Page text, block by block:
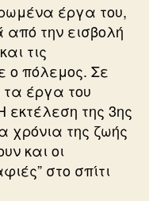
έργα του,
την εισβολή
τις
ο πόλεμος. Σε
τα έργα του
εκτέλεση της 3ης
χρόνια της ζωής
και οι
στο σπίτι